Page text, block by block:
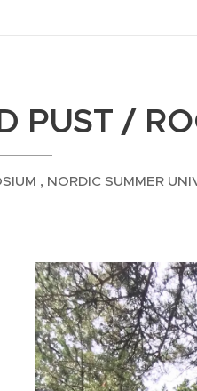
PUST /
, NORDIC